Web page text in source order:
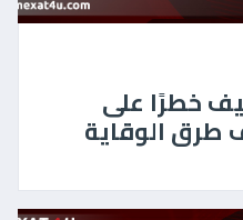
خطرًا على
طرق الوقاية